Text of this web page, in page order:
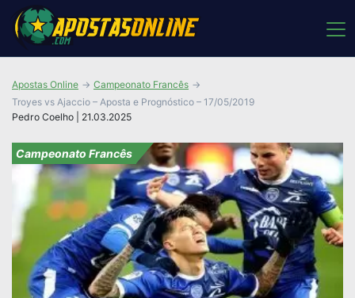
Pedro Coelho | 21.03.2025
Apostas Online
Campeonato Francês
Troyes vs Ajaccio – Aposta e Prognóstico – 17/05/2019
Campeonato Francês